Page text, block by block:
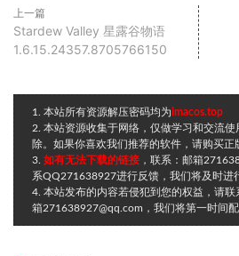
上一篇
Stardew Valley 星露谷物语
1.6.15.24357.8705766150
1. 本站所有资源解压密码均为imacos.top
2. 本站资源收集于网络，仅做学习和交流
除。如果你喜欢我们推荐的软件，请购买正
3. 如有无法下载的链接 ，联系：邮箱
系QQ271638927进行反馈，我们将及时进
4. 本站发布的内容若侵犯到您的权益，请
箱271638927@qq.com，我们将第一时间配